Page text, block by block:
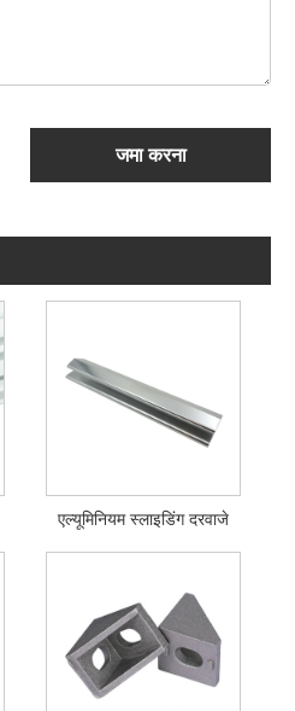
जमा करना
एल्यूमिनियम स्लाइडिंग दरवाजे